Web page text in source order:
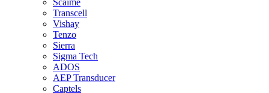
Scaime
Transcell
Vishay
Tenzo
Sierra
Sigma Tech
ADOS
AEP Transducer
Captels